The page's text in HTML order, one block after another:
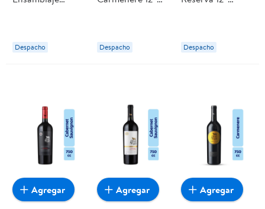
Oveja Negra
Despacho Despacho Despacho
Agregar Agregar Agregar